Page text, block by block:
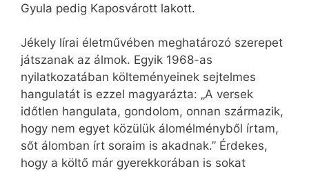
Gyula pedig Kaposvárott lakott.
Jékely lírai életművében meghatározó szerepet
játszanak az álmok. Egyik 1968-as
nyilatkozatában költeményeinek sejtelmes
hangulatát is ezzel magyarázta: „A versek
időtlen hangulata, gondolom, onnan származik,
hogy nem egyet közülük álomélményből írtam,
sőt álomban írt soraim is akadnak.” Érdekes,
hogy a költő már gyerekkorában is sokat